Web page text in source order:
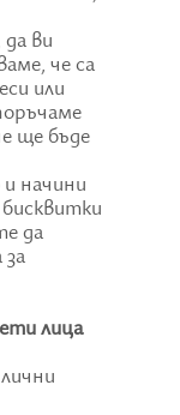
ви
че са
или
ще бъде
начини
да
лица